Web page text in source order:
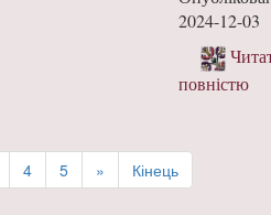
2024-12-03
повністю
4 5 » Кінець